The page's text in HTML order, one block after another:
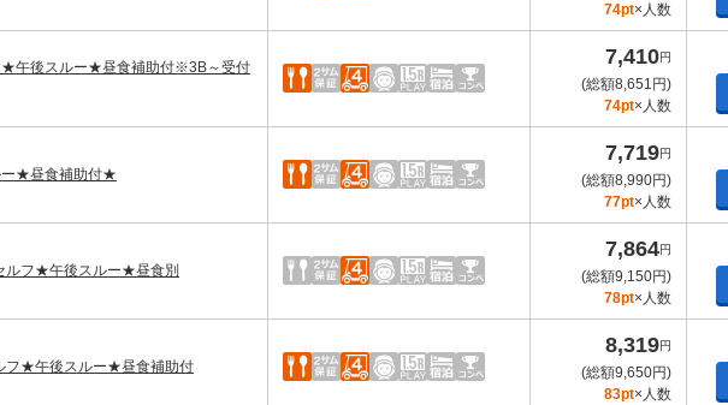
74pt×人数
★午後スルー★昼食補助付※3B～受付
7,410円
(総額8,651円)
74pt×人数
★昼食補助付★
7,719円
(総額8,990円)
77pt×人数
フ★午後スルー★昼食別
7,864円
(総額9,150円)
78pt×人数
フ★午後スルー★昼食補助付
8,319円
(総額9,650円)
83pt×人数